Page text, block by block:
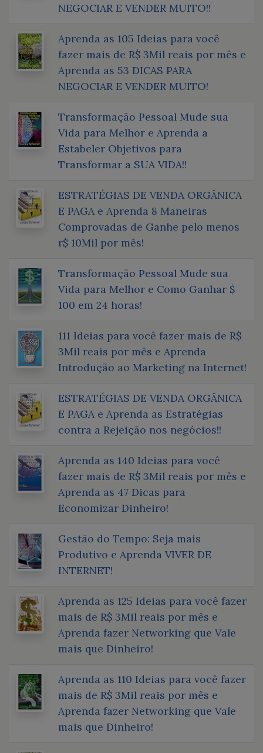
NEGOCIAR E VENDER MUITO!!
Aprenda as 105 Ideias para você
fazer mais de R$ 3Mil reais por mês e
Aprenda as 53 DICAS PARA
NEGOCIAR E VENDER MUITO!
Transformação Pessoal Mude sua
Vida para Melhor e Aprenda a
Estabeler Objetivos para
Transformar a SUA VIDA!!
ESTRATÉGIAS DE VENDA ORGÂNICA
E PAGA e Aprenda 8 Maneiras
Comprovadas de Ganhe pelo menos
r$ 10Mil por mês!
Transformação Pessoal Mude sua
Vida para Melhor e Como Ganhar $
100 em 24 horas!
111 Ideias para você fazer mais de R$
3Mil reais por mês e Aprenda
Introdução ao Marketing na Internet!
ESTRATÉGIAS DE VENDA ORGÂNICA
E PAGA e Aprenda as Estratégias
contra a Rejeição nos negócios!!
Aprenda as 140 Ideias para você
fazer mais de R$ 3Mil reais por mês e
Aprenda as 47 Dicas para
Economizar Dinheiro!
Gestão do Tempo: Seja mais
Produtivo e Aprenda VIVER DE
INTERNET!
Aprenda as 125 Ideias para você fazer
mais de R$ 3Mil reais por mês e
Aprenda fazer Networking que Vale
mais que Dinheiro!
Aprenda as 110 Ideias para você fazer
mais de R$ 3Mil reais por mês e
Aprenda fazer Networking que Vale
mais que Dinheiro!